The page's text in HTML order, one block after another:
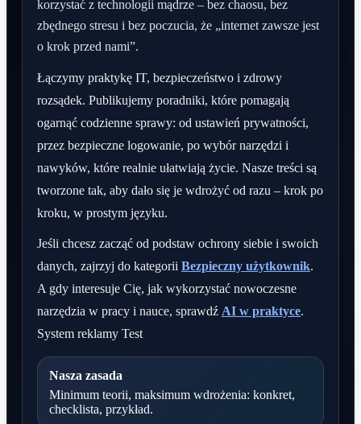
korzystać z technologii mądrze – bez chaosu, bez
zbędnego stresu i bez poczucia, że „internet zawsze jest
o krok przed nami”.
Łączymy praktykę IT, bezpieczeństwo i zdrowy
rozsądek. Publikujemy poradniki, które pomagają
ogarnąć codzienne sprawy: od ustawień prywatności,
przez bezpieczne logowanie, po wybór narzędzi i
nawyków, które realnie ułatwiają życie. Nasze treści są
tworzone tak, aby dało się je wdrożyć od razu – krok po
kroku, w prostym języku.
Jeśli chcesz zacząć od podstaw ochrony siebie i swoich
danych, zajrzyj do kategorii Bezpieczny użytkownik.
A gdy interesuje Cię, jak wykorzystać nowoczesne
narzędzia w pracy i nauce, sprawdź AI w praktyce.
System reklamy Test
Nasza zasada
Minimum teorii, maksimum wdrożenia: konkret,
checklista, przykład.